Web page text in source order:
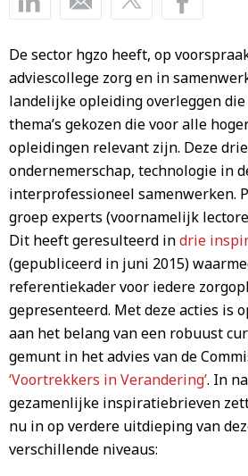
De sector hgzo heeft, op
adviescollege zorg en in
landelijke opleiding overleggen
thema’s gekozen die voor alle
opleidingen relevant zijn. Deze drie
ondernemerschap, technologie in
interprofessioneel samenwerken.
groep experts (voornamelijk
Dit heeft geresulteerd indrie
(gepubliceerd in juni 2015)
referentiekader voor iedere
gepresenteerd. Met deze acties is
aan het belang van een robuust
gemunt in het advies van de
‘Voortrekkers in Verandering’. In
gezamenlijke inspiratiebrieven
nu in op verdere uitdieping van
verschillende niveaus: